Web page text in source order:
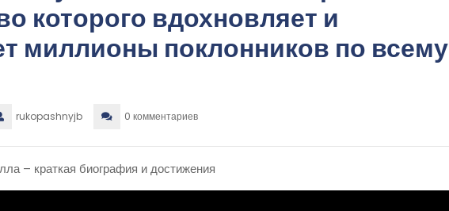
которого вдохновляет и
миллионы поклонников по всему
rukopashnyjb 0 комментариев